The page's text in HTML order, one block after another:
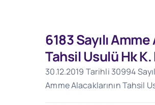
6183 Sayılı
Tahsil Usulü Hk K.
30.12.2019 Tarihli 30994
Amme Alacaklarının Tahsil